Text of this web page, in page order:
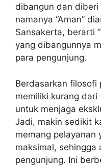
dibangun dan diberi
namanya “Aman”
Sansakerta, berarti
yang dibangunnya
para pengunjung.
Berdasarkan filosofi
memiliki kurang
untuk menjaga
Jadi, makin sedikit
memang pelayanan
maksimal, sehingga
pengunjung. Ini